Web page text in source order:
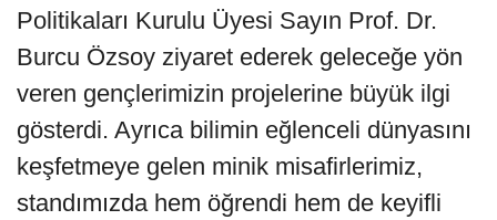
Politikaları Kurulu Üyesi Sayın Prof. Dr.
Burcu Özsoy ziyaret ederek geleceğe yön
veren gençlerimizin projelerine büyük ilgi
gösterdi. Ayrıca bilimin eğlenceli dünyasını
keşfetmeye gelen minik misafirlerimiz,
standımızda hem öğrendi hem de keyifli